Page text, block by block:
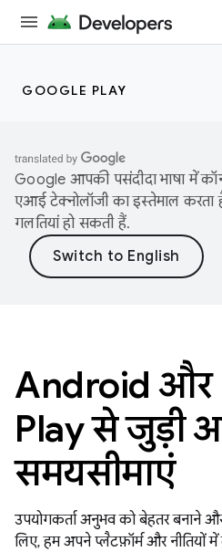
GOOGLE PLAY
Google आपकी पसंदीदा भाषा में
एआई टेक्नोलॉजी का इस्तेमाल
गलतियां हो सकती हैं.
Android और
Play से जुड़ी
समयसीमाएं
उपयोगकर्ता अनुभव को बेहतर बनाने
लिए, हम अपने प्लैटफ़ॉर्म और नीतियों